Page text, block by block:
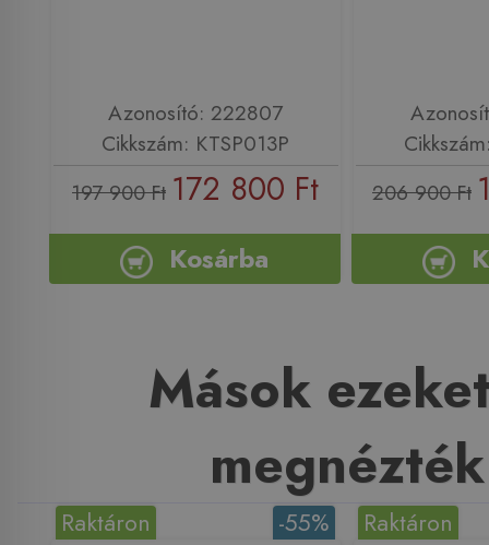
Azonosító: 222807
Cikkszám: KTSP013P
197 900 Ft 172 800 Ft
Kosárba
206 900 Ft
Mások
megnézték
-55%
Raktáron Raktáron